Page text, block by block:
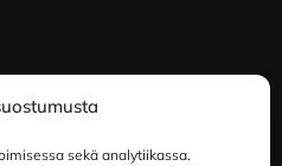
sekä analytiikassa.